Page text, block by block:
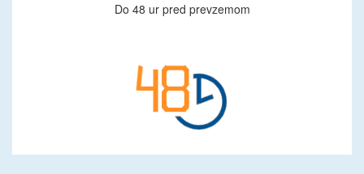
Do 48 ur pred prevzemom